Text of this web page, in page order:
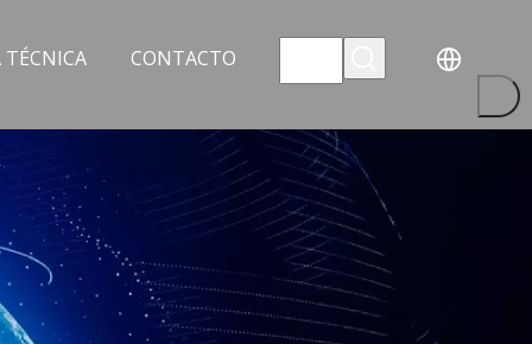
TÉCNICA CONTACTO